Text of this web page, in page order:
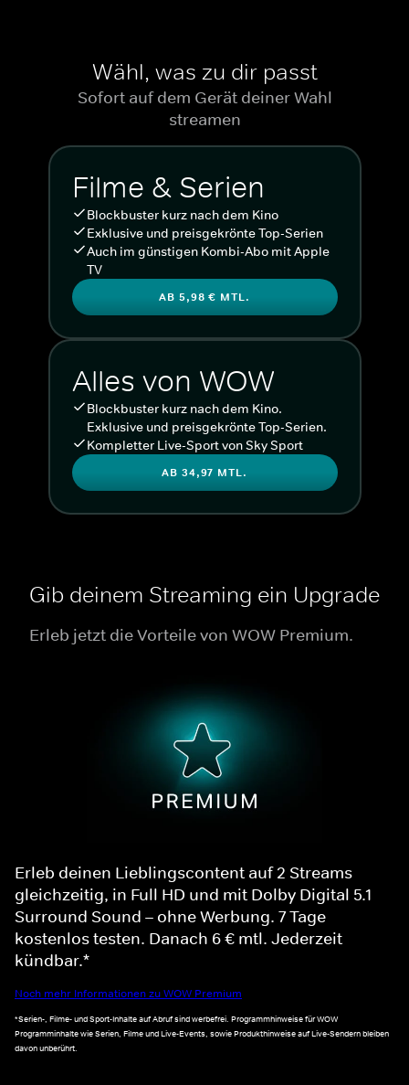
Wähl, was zu dir passt
Sofort auf dem Gerät deiner Wahl
streamen
Filme & Serien
Blockbuster kurz nach dem Kino
Exklusive und preisgekrönte Top-Serien
Auch im günstigen Kombi-Abo mit Apple
TV
AB 5,98 € MTL.
Alles von WOW
Blockbuster kurz nach dem Kino.
Exklusive und preisgekrönte Top-Serien.
Kompletter Live-Sport von Sky Sport
AB 34,97 MTL.
Gib deinem Streaming ein Upgrade
Erleb jetzt die Vorteile von WOW Premium.
Erleb deinen Lieblingscontent auf 2 Streams
gleichzeitig, in Full HD und mit Dolby Digital 5.1
Surround Sound – ohne Werbung. 7 Tage
kostenlos testen. Danach 6 € mtl. Jederzeit
kündbar.*
Noch mehr Informationen zu WOW Premium
*Serien-, Filme- und Sport-Inhalte auf Abruf sind werbefrei. Programmhinweise für WOW
Programminhalte wie Serien, Filme und Live-Events, sowie Produkthinweise auf Live-Sendern bleiben
davon unberührt.